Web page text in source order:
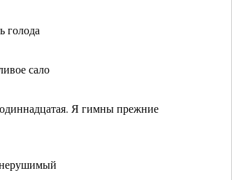
голода
сало
Я гимны прежние